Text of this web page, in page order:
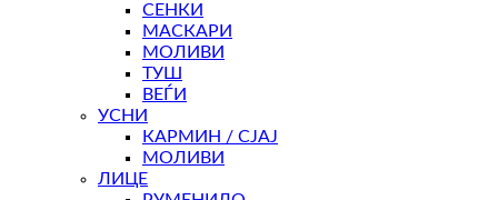
СЕНКИ
МАСКАРИ
МОЛИВИ
ТУШ
ВЕЃИ
УСНИ
КАРМИН / СЈАЈ
МОЛИВИ
ЛИЦЕ